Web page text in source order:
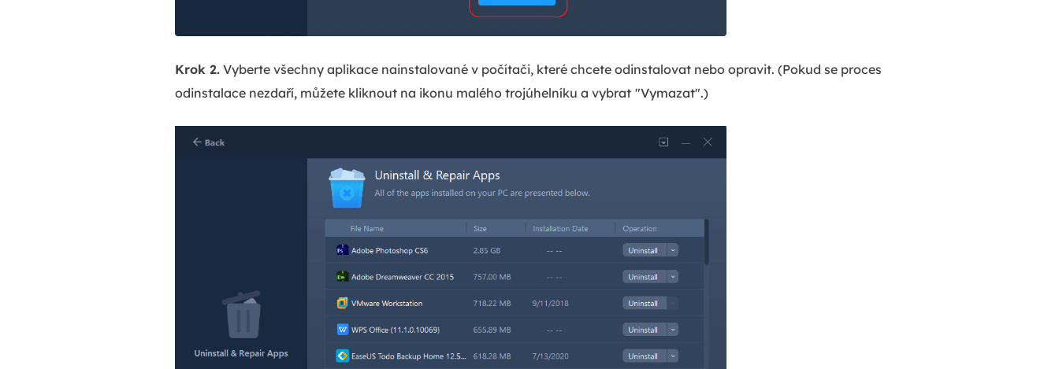
Krok 2. Vyberte všechny aplikace nainstalované v počítači, které chcete odinstalovat nebo opravit. (Pokud se proces
odinstalace nezdaří, můžete kliknout na ikonu malého trojúhelníku a vybrat "Vymazat".)